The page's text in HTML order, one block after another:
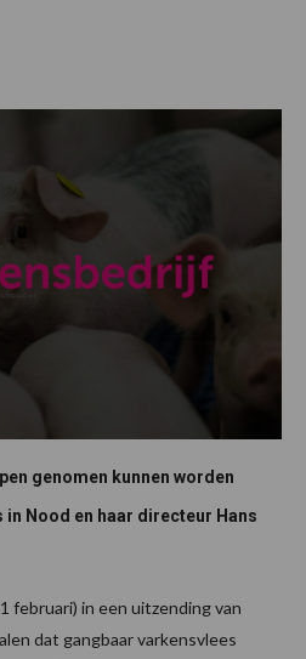
genomen kunnen worden
Nood en haar directeur Hans
februari) in een uitzending van
dat gangbaar varkensvlees